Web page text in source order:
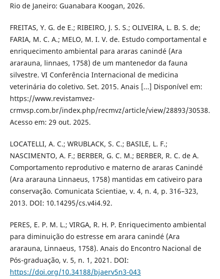
Rio de Janeiro: Guanabara Koogan, 2026.
FREITAS, Y. G. de E.; RIBEIRO, J. S. S.; OLIVEIRA, L. B. S. de;
FARIA, M. C. A.; MELO, M. I. V. de. Estudo comportamental e
enriquecimento ambiental para araras canindé (Ara
ararauna, linnaes, 1758) de um mantenedor da fauna
silvestre. VI Conferência Internacional de medicina
veterinária do coletivo. Set. 2015. Anais [...] Disponível em:
https://www.revistamvez-
crmvsp.com.br/index.php/recmvz/article/view/28893/30538.
Acesso em: 29 out. 2025.
LOCATELLI, A. C.; WRUBLACK, S. C.; BASILE, L. F.;
NASCIMENTO, A. F.; BERBER, G. C. M.; BERBER, R. C. de A.
Comportamento reprodutivo e materno de araras Canindé
(Ara ararauna Linnaeus, 1758) mantidas em cativeiro para
conservação. Comunicata Scientiae, v. 4, n. 4, p. 316–323,
2013. DOI: 10.14295/cs.v4i4.92.
PERES, E. P. M. L.; VIRGA, R. H. P. Enriquecimento ambiental
para diminuição do estresse em arara canindé (Ara
ararauna, Linnaeus, 1758). Anais do Encontro Nacional de
Pós-graduação, v. 5, n. 1, 2021. DOI:
https://doi.org/10.34188/bjaerv5n3-043